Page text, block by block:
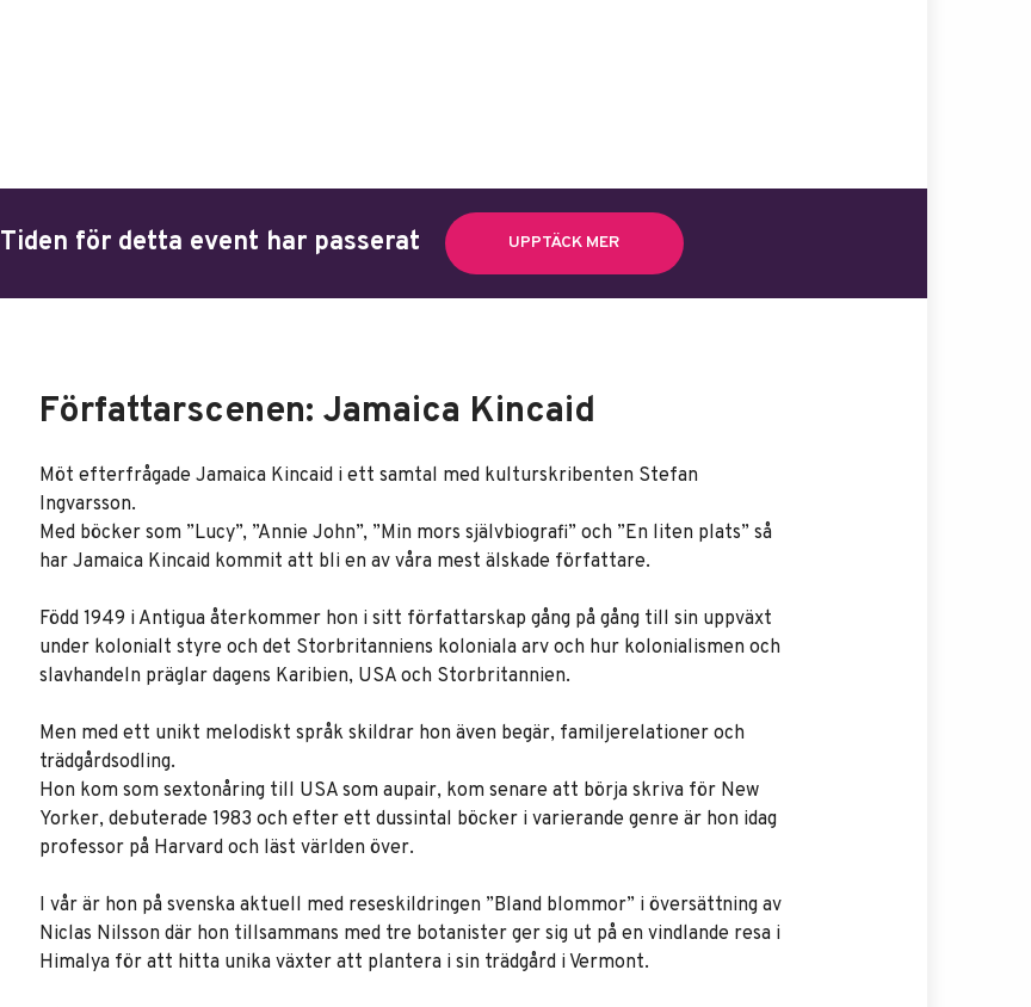
Tiden för detta event har passerat UPPTÄCK MER
Författarscenen: Jamaica Kincaid
Möt efterfrågade Jamaica Kincaid i ett samtal med kulturskribenten Stefan
Ingvarsson.
Med böcker som ”Lucy”, ”Annie John”, ”Min mors självbiografi” och ”En liten plats” så
har Jamaica Kincaid kommit att bli en av våra mest älskade författare.
Född 1949 i Antigua återkommer hon i sitt författarskap gång på gång till sin uppväxt
under kolonialt styre och det Storbritanniens koloniala arv och hur kolonialismen och
slavhandeln präglar dagens Karibien, USA och Storbritannien.
Men med ett unikt melodiskt språk skildrar hon även begär, familjerelationer och
trädgårdsodling.
Hon kom som sextonåring till USA som aupair, kom senare att börja skriva för New
Yorker, debuterade 1983 och efter ett dussintal böcker i varierande genre är hon idag
professor på Harvard och läst världen över.
I vår är hon på svenska aktuell med reseskildringen ”Bland blommor” i översättning av
Niclas Nilsson där hon tillsammans med tre botanister ger sig ut på en vindlande resa i
Himalya för att hitta unika växter att plantera i sin trädgård i Vermont.